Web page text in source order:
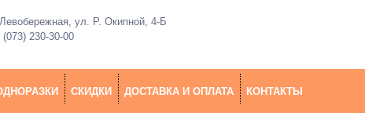
Левобережная, ул. Р. Окипной, 4-Б
(073) 230-30-00
СКИДКИ ДОСТАВКА И ОПЛАТА КОНТАКТЫ